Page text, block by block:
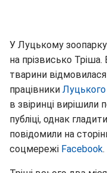
У Луцькому
на прізвисько Тріша.
тварини
працівники Луцького
в звіринці вирішили
публіці, однак
повідомили на
соцмережі Facebook.